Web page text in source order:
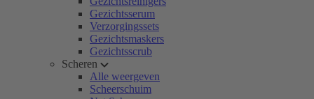
Gezichtsserum
Verzorgingssets
Gezichtsmaskers
Gezichtsscrub
Scheren
Alle weergeven
Scheerschuim